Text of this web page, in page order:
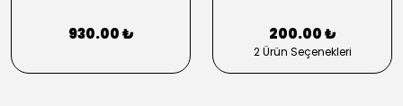
930.00 ₺ 200.00 ₺
2 Ürün Seçenekleri